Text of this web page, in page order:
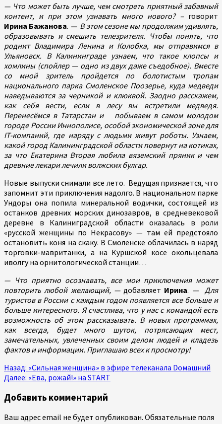
— Что может быть лучше, чем смотреть приятный забавный
контент, и при этом узнавать много нового? – говорит
Ирина Бажанова. — В этом сезоне мы продолжим удивлять,
образовывать и смешить телезрителя. Чтобы понять, что
роднит Владимира Ленина и Колобка, мы отправимся в
Ульяновск. В Калининграде узнаем, что такое клопсы и
хомлины (спойлер — одно из двух даже съедобное). Вместе
со мной зритель пройдется по болотистым тропам
национального парка Смоленское Поозерье, куда медведи
наведываются за черникой и клюквой. Заодно расскажем,
как себя вести, если в лесу вы встретили медведя.
Перенесёмся в Татарстан и побываем в самом молодом
городе России Иннополисе, особой экономической зоне для
IT-компаний, где наряду с людьми живут роботы. Узнаем,
какой город Калининградской области повернут на котиках,
за что Екатерина Вторая любила вяземский пряник и чем
древние лекари лечили волжских булгар.
Новые выпуски снимали все лето. Ведущая признается, что
запомнит эти приключения надолго. В национальном парке
Ундоры она попила минеральной водички, состоящей из
останков древних морских динозавров, в средневековой
деревне в Калиниградской области оказалась в роли
«русской женщины по Некрасову» — там ей предстояло
остановить коня на скаку. В Смоленске облачилась в наряд
торговки-мавританки, а на Куршской косе окольцевала
иволгу на орнитологической станции…
— Что приятно осознавать, все мои приключения может
повторить любой желающий, —добавляет Ирина. — Для
туристов в России с каждым годом появляется все больше и
больше интересного. Я счастлива, что у нас с командой есть
возможность об этом рассказывать. В новых программах,
как всегда, будет много шуток, потрясающих мест,
замечательных, увлеченных своим делом людей и кладезь
фактов и информации. Приглашаю всех к просмотру!
Продолжить
чтение
Назад: «Сильная женщина» в эфире телеканала Dомашний
Далее: «Ева, рожай!» на START
Добавить комментарий
Ваш адрес email не будет опубликован. Обязательные поля